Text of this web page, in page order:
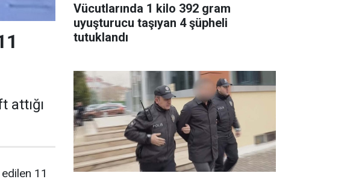
attığı
11
Vücutlarında 1 kilo 392 gram
uyuşturucu taşıyan 4 şüpheli
tutuklandı